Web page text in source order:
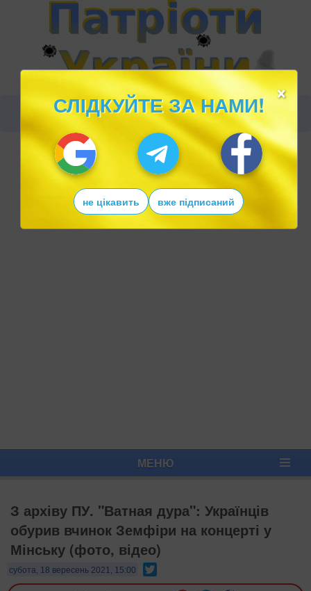
МЕНЮ
З архіву ПУ. "Ватная дура": Українців
обурив вчинок Земфіри на концерті у
Мінську (фото, відео)
субота, 18 вересень 2021, 15:00
×
СЛІДКУЙТЕ ЗА НАМИ!
не цікавить вже підписаний